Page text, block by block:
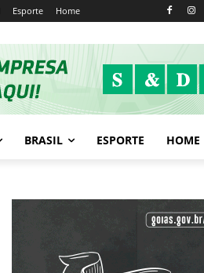
Esporte Home
BRASIL ESPORTE HOME